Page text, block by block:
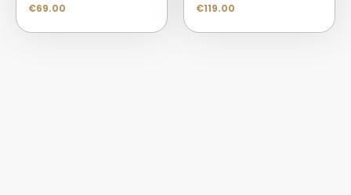
€69.00 €119.00